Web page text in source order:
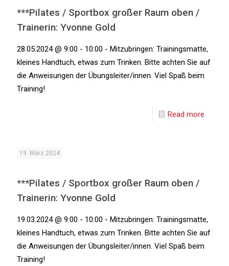
***Pilates / Sportbox großer Raum oben /
Trainerin: Yvonne Gold
28.05.2024 @ 9:00 - 10:00 - Mitzubringen: Trainingsmatte,
kleines Handtuch, etwas zum Trinken. Bitte achten Sie auf
die Anweisungen der Übungsleiter/innen. Viel Spaß beim
Training!
Read more
19. März 2024
***Pilates / Sportbox großer Raum oben /
Trainerin: Yvonne Gold
19.03.2024 @ 9:00 - 10:00 - Mitzubringen: Trainingsmatte,
kleines Handtuch, etwas zum Trinken. Bitte achten Sie auf
die Anweisungen der Übungsleiter/innen. Viel Spaß beim
Training!